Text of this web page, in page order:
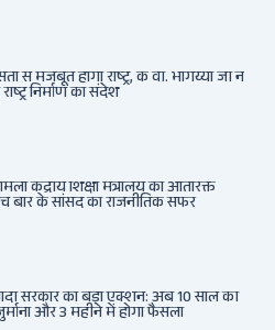
से मजबूत होगा राष्ट्र, के वी. भागैय्या जी ने
निर्माण का संदेश
केंद्रीय शिक्षा मंत्रालय का अतिरिक्त
बार के सांसद का राजनीतिक सफर
सरकार का बड़ा एक्शन: अब 10 साल की
और 3 महीने में होगा फैसला